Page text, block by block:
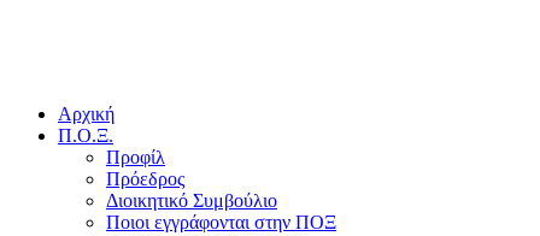
Αρχική
Π.Ο.Ξ.
Προφίλ
Πρόεδρος
Διοικητικό Συμβούλιο
Ποιοι εγγράφονται στην ΠΟΞ